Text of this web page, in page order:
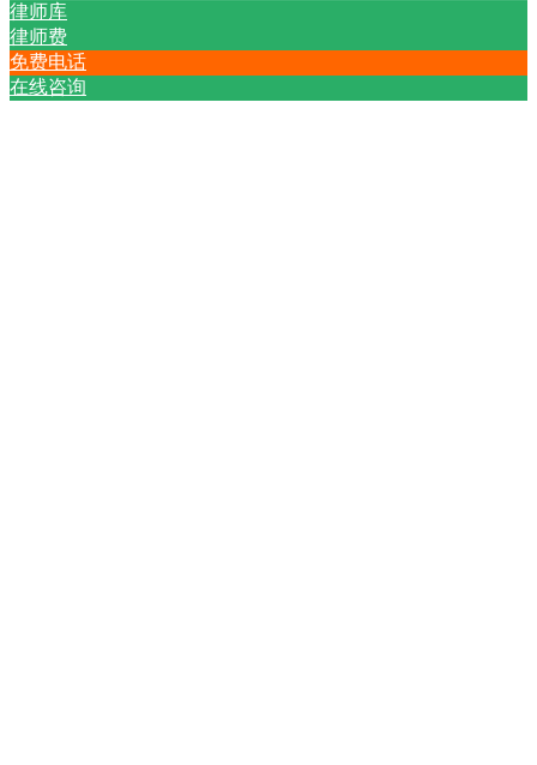
律师库
律师费
免费电话
在线咨询